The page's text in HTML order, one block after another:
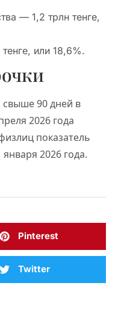
— 1,2 трлн тенге,
или 18,6%.
90 дней в
2026 года
показатель
2026 года.
Pinterest
Twitter